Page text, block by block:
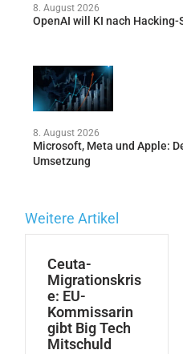
8. August 2026
OpenAI will KI nach
8. August 2026
Microsoft, Meta und Apple:
Umsetzung
Weitere Artikel
Ceuta-
Migrationskris
e: EU-
Kommissarin
gibt Big Tech
Mitschuld